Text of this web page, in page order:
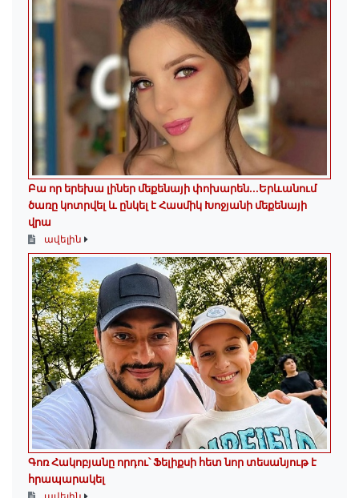
Բա որ երեխա լիներ մեքենայի փոխարեն...Երևանում
ծառը կոտրվել և ընկել է Հասմիկ Խոջյանի մեքենայի
վրա
ավելին
Գոռ Հակոբյանը որդու՝ Ֆելիքսի հետ նոր տեսանյութ է
հրապարակել